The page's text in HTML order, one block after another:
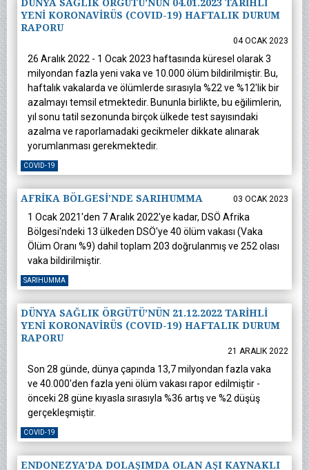
DÜNYA SAĞLIK ÖRGÜTÜ’NÜN 04.01.2023 TARİHLİ
YENİ KORONAVİRÜS (COVID-19) HAFTALIK DURUM
RAPORU
04 OCAK 2023
26 Aralık 2022 - 1 Ocak 2023 haftasında küresel olarak 3
milyondan fazla yeni vaka ve 10.000 ölüm bildirilmiştir. Bu,
haftalık vakalarda ve ölümlerde sırasıyla %22 ve %12'lik bir
azalmayı temsil etmektedir. Bununla birlikte, bu eğilimlerin,
yıl sonu tatil sezonunda birçok ülkede test sayısındaki
azalma ve raporlamadaki gecikmeler dikkate alınarak
yorumlanması gerekmektedir.
COVID-19
AFRİKA BÖLGESİ’NDE SARIHUMMA 03 OCAK 2023
1 Ocak 2021'den 7 Aralık 2022'ye kadar, DSÖ Afrika
Bölgesi'ndeki 13 ülkeden DSÖ'ye 40 ölüm vakası (Vaka
Ölüm Oranı %9) dahil toplam 203 doğrulanmış ve 252 olası
vaka bildirilmiştir.
SARIHUMMA
DÜNYA SAĞLIK ÖRGÜTÜ’NÜN 21.12.2022 TARİHLİ
YENİ KORONAVİRÜS (COVID-19) HAFTALIK DURUM
RAPORU
21 ARALIK 2022
Son 28 günde, dünya çapında 13,7 milyondan fazla vaka
ve 40.000'den fazla yeni ölüm vakası rapor edilmiştir -
önceki 28 güne kıyasla sırasıyla %36 artış ve %2 düşüş
gerçekleşmiştir.
COVID-19
ENDONEZYA’DA DOLAŞIMDA OLAN AŞI KAYNAKLI